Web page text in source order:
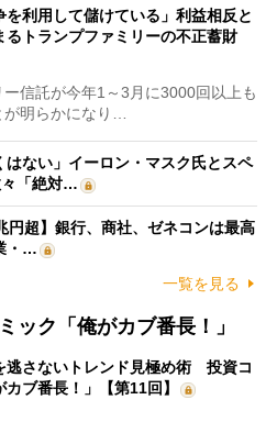
を利用して儲けている」利益相反と
るトランプファミリーの不正蓄財
信託が今年1～3月に3000回以上も
が明らかになり…
はない」イーロン・マスク氏とスペ
々「絶対…
円超】銀行、商社、ゼネコンは最高
・…
一覧を見る
ック「俺がカブ番長！」
逃さないトレンド見極め術 投資コ
カブ番長！」【第11回】